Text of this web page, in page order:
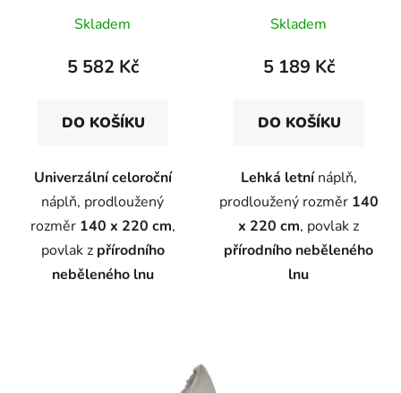
plátnu
Skladem
5 582 Kč
DO KOŠÍKU
Univerzální celoroční
náplň, prodloužený
rozměr 140 x 220 cm,
povlak z přírodního
neběleného lnu
plátnu
Skladem
5 189 Kč
DO KOŠÍKU
Lehká letnínáplň,
prodloužený rozměr 140
x 220 cm, povlak z
přírodního neběleného
lnu